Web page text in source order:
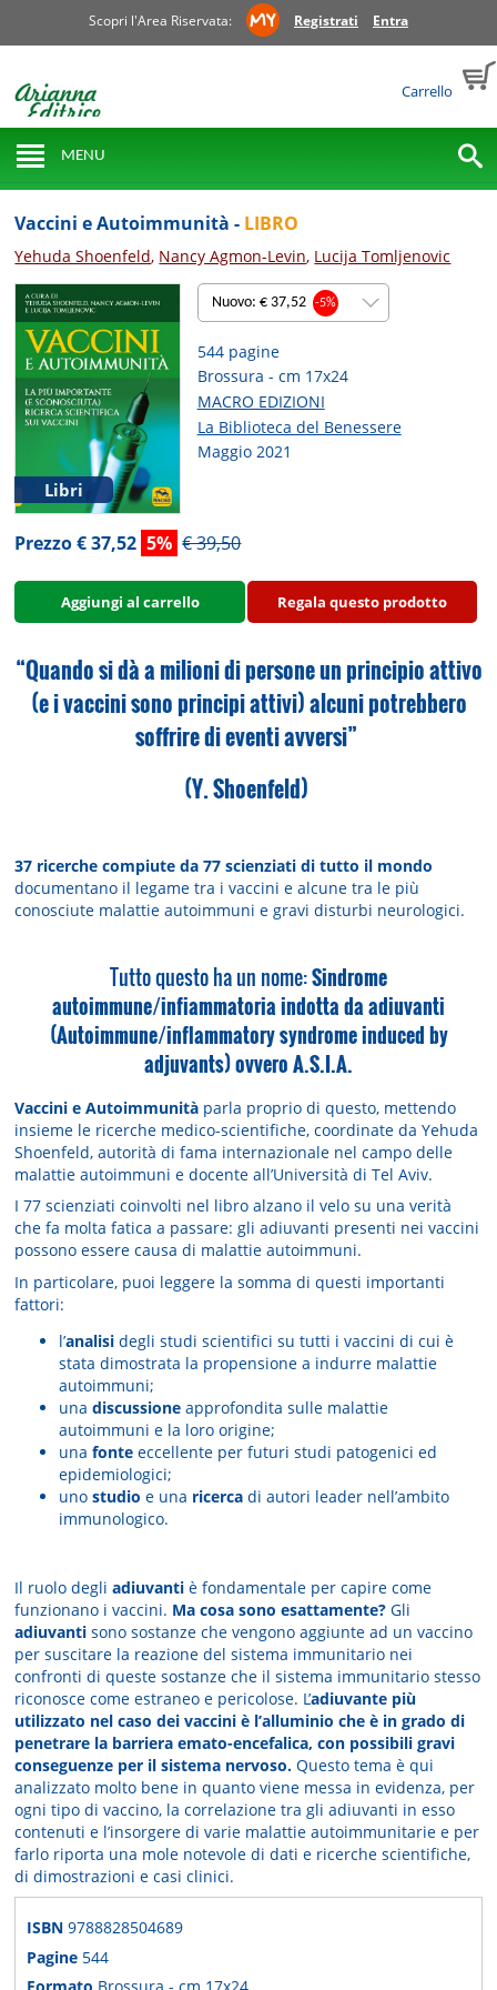
Scopri l'Area Riservata: Registrati Entra
Carrello
MENU
Vaccini e Autoimmunità - LIBRO
Yehuda Shoenfeld, Nancy Agmon-Levin, Lucija Tomljenovic
Libri
Nuovo: € 37,52-5%
544 pagine
Brossura - cm 17x24
MACRO EDIZIONI
La Biblioteca del Benessere
Maggio 2021
Prezzo € 37,52 5% € 39,50
Aggiungi al carrello Regala questo prodotto
“Quando si dà a milioni di persone un principio attivo
(e i vaccini sono principi attivi) alcuni potrebbero
soffrire di eventi avversi”
(Y. Shoenfeld)
37 ricerche compiute da 77 scienziati di tutto il mondo
documentano il legame tra i vaccini e alcune tra le più
conosciute malattie autoimmuni e gravi disturbi neurologici.
Tutto questo ha un nome:Sindrome
autoimmune/infiammatoria indotta da adiuvanti
(Autoimmune/inflammatory syndrome induced by
adjuvants) ovvero A.S.I.A.
Vaccini e Autoimmunità parla proprio di questo, mettendo
insieme le ricerche medico-scientifiche, coordinate da Yehuda
Shoenfeld, autorità di fama internazionale nel campo delle
malattie autoimmuni e docente all’Università di Tel Aviv.
I 77 scienziati coinvolti nel libro alzano il velo su una verità
che fa molta fatica a passare: gli adiuvanti presenti nei vaccini
possono essere causa di malattie autoimmuni.
In particolare, puoi leggere la somma di questi importanti
fattori:
l’analisi degli studi scientifici su tutti i vaccini di cui è
stata dimostrata la propensione a indurre malattie
autoimmuni;
unadiscussione approfondita sulle malattie
autoimmuni e la loro origine;
unafonte eccellente per futuri studi patogenici ed
epidemiologici;
unostudio e una ricerca di autori leader nell’ambito
immunologico.
Il ruolo degliadiuvanti è fondamentale per capire come
funzionano i vaccini. Ma cosa sono esattamente? Gli
adiuvanti sono sostanze che vengono aggiunte ad un vaccino
per suscitare la reazione del sistema immunitario nei
confronti di queste sostanze che il sistema immunitario stesso
riconosce come estraneo e pericolose. L’adiuvante più
utilizzato nel caso dei vaccini è l’alluminio che è in grado di
penetrare la barriera emato-encefalica, con possibili gravi
conseguenze per il sistema nervoso. Questo tema è qui
analizzato molto bene in quanto viene messa in evidenza, per
ogni tipo di vaccino, la correlazione tra gli adiuvanti in esso
contenuti e l’insorgere di varie malattie autoimmunitarie e per
farlo riporta una mole notevole di dati e ricerche scientifiche,
di dimostrazioni e casi clinici.
ISBN9788828504689
Pagine 544